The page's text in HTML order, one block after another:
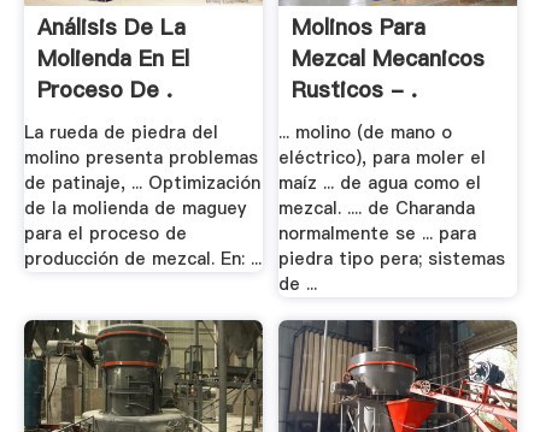
Análisis De La
Molienda En El
Proceso De .
La rueda de piedra del
molino presenta problemas
de patinaje, ... Optimización
de la molienda de maguey
para el proceso de
producción de mezcal. En: ...
Molinos Para
Mezcal Mecanicos
Rusticos - .
... molino (de mano o
eléctrico), para moler el
maíz ... de agua como el
mezcal. .... de Charanda
normalmente se ... para
piedra tipo pera; sistemas
de ...